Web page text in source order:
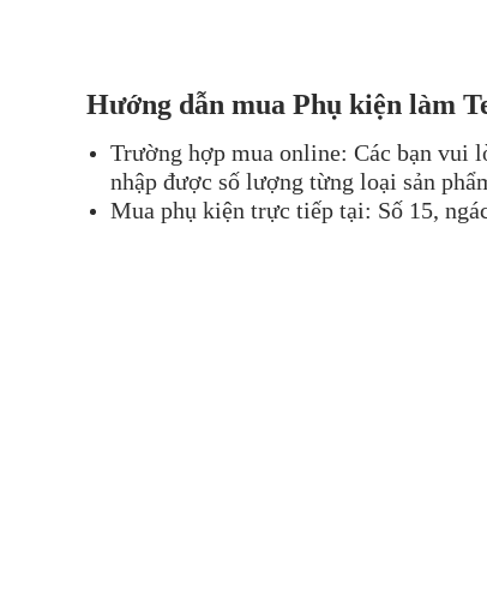
Hướng dẫn mua Phụ kiện làm
Trường hợp mua online: Các bạn vui
nhập được số lượng từng loại sản
Mua phụ kiện trực tiếp tại: Số 15,